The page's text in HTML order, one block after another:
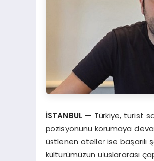
İSTANBUL — Türkiye, turist
pozisyonunu korumaya
üstlenen oteller ise başarılı
kültürümüzün uluslararası